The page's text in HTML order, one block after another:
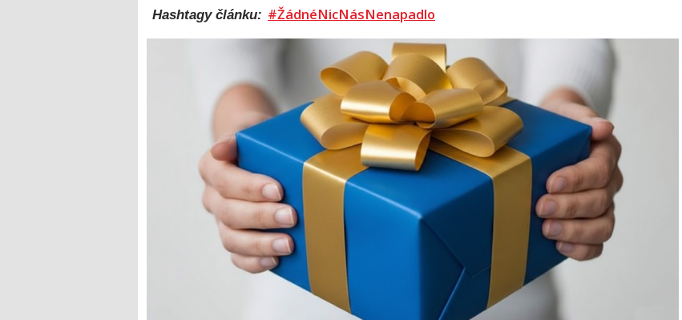
Hashtagy článku: #ŽádnéNicNásNenapadlo